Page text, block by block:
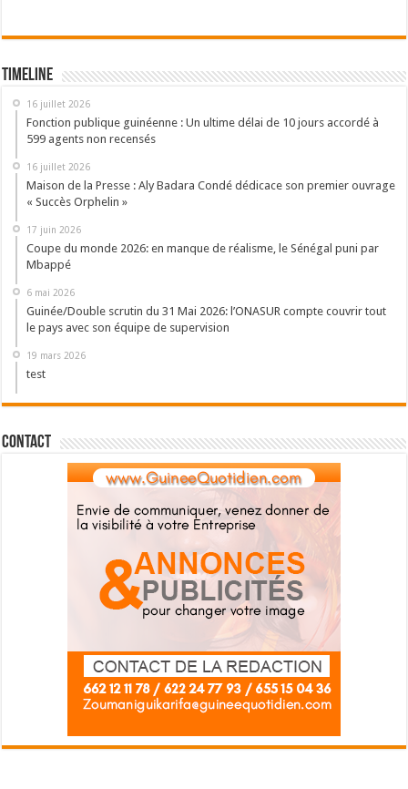
Timeline
16 juillet 2026
Fonction publique guinéenne : Un ultime délai de 10 jours accordé à
599 agents non recensés
16 juillet 2026
Maison de la Presse : Aly Badara Condé dédicace son premier ouvrage
« Succès Orphelin »
17 juin 2026
Coupe du monde 2026: en manque de réalisme, le Sénégal puni par
Mbappé
6 mai 2026
Guinée/Double scrutin du 31 Mai 2026: l’ONASUR compte couvrir tout
le pays avec son équipe de supervision
19 mars 2026
test
Contact